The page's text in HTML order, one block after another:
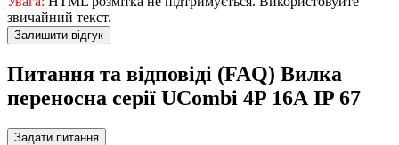
звичайний текст.
Залишити відгук
Питання та відповіді (FAQ) Вилка
переносна серії UCombi 4P 16А IP 67
Задати питання